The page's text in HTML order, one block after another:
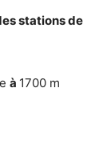
stations de
à 1700 m